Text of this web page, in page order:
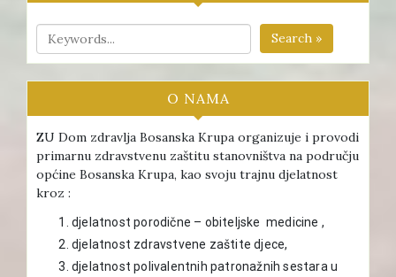
Search »
O NAMA
ZU Dom zdravlja Bosanska Krupa organizuje i provodi
primarnu zdravstvenu zaštitu stanovništva na području
općine Bosanska Krupa, kao svoju trajnu djelatnost
kroz :
djelatnost porodične – obiteljske medicine ,
djelatnost zdravstvene zaštite djece,
djelatnost polivalentnih patronažnih sestara u